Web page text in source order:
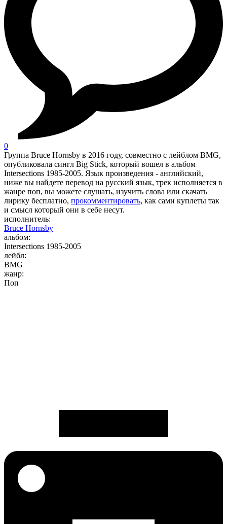
0
Группа Bruce Hornsby в 2016 году, совместно с лейблом BMG,
опубликовала сингл Big Stick, который вошел в альбом
Intersections 1985-2005. Язык произведения - английский,
ниже вы найдете перевод на русский язык, трек исполняется в
жанре поп, вы можете слушать, изучить слова или скачать
лирику бесплатно, прокомментировать, как сами куплеты так
и смысл который они в себе несут.
исполнитель:
Bruce Hornsby
альбом:
Intersections 1985-2005
лейбл:
BMG
жанр:
Поп